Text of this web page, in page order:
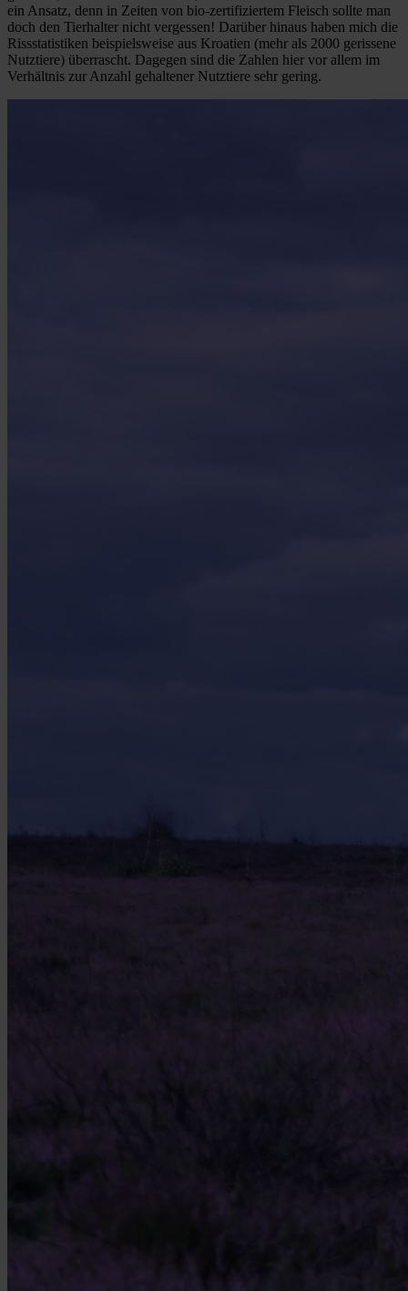
ein Ansatz, denn in Zeiten von bio-zertifiziertem Fleisch sollte man
doch den Tierhalter nicht vergessen! Darüber hinaus haben mich die
Rissstatistiken beispielsweise aus Kroatien (mehr als 2000 gerissene
Nutztiere) überrascht. Dagegen sind die Zahlen hier vor allem im
Verhältnis zur Anzahl gehaltener Nutztiere sehr gering.